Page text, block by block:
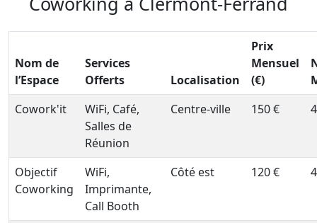
Nom de
l’Espace
Services
Offerts
Localisation
Prix
Mensuel
(€)
Cowork'it
WiFi, Café,
Salles de
Réunion
Centre-ville 150 €
Objectif
Coworking
WiFi,
Imprimante,
Call Booth
Côté est 120 €